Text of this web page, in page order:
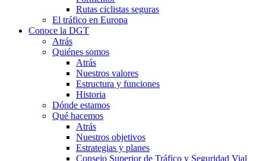
Rutas ciclistas seguras
El tráfico en Europa
Conoce la DGT
Atrás
Quiénes somos
Atrás
Nuestros valores
Estructura y funciones
Historia
Dónde estamos
Qué hacemos
Atrás
Nuestros objetivos
Estrategias y planes
Consejo Superior de Tráfico y Seguridad Vial